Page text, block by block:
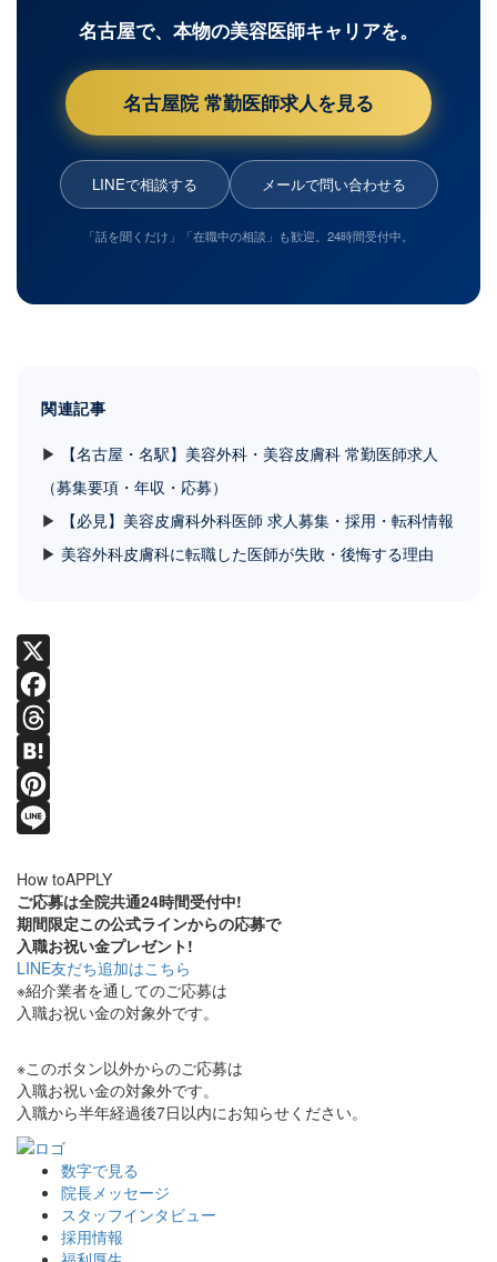
名古屋で、本物の美容医師キャリアを。
名古屋院 常勤医師求人を見る
LINEで相談する メールで問い合わせる
「話を聞くだけ」「在職中の相談」も歓迎。24時間受付中。
関連記事
▶
【名古屋・名駅】美容外科・美容皮膚科 常勤医師求人
（募集要項・年収・応募）
▶
【必見】美容皮膚科外科医師 求人募集・採用・転科情報
▶ 美容外科皮膚科に転職した医師が失敗・後悔する理由
X
Facebook
Threads
Hatena
Pinterest
How toAPPLY
ご応募は全院共通24時間受付中!
期間限定この公式ラインからの応募で
入職お祝い金プレゼント!
LINE友だち追加はこちら
※紹介業者を通してのご応募は
入職お祝い金の対象外です。
※このボタン以外からのご応募は
入職お祝い金の対象外です。
入職から半年経過後7日以内にお知らせください。
数字で見る
院長メッセージ
スタッフインタビュー
採用情報